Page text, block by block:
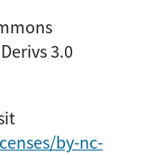
3.0
by-nc-